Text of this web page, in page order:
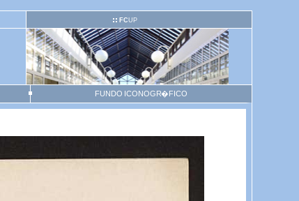
FCUP
FUNDO ICONOGR�FICO